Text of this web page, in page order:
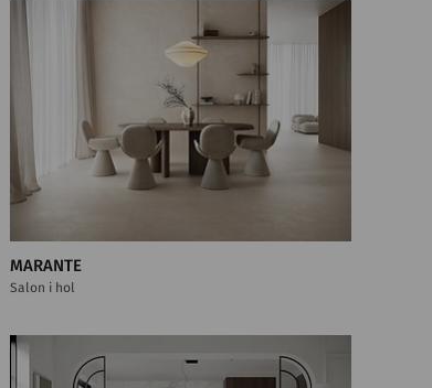
MARANTE
Salon i hol